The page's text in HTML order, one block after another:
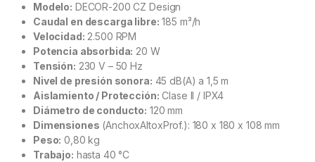
Modelo: DECOR-200 CZ Design
Caudal en descarga libre: 185 m³/h
Velocidad: 2.500 RPM
Potencia absorbida: 20 W
Tensión: 230 V – 50 Hz
Nivel de presión sonora: 45 dB(A) a 1,5 m
Aislamiento / Protección: Clase II / IPX4
Diámetro de conducto: 120 mm
Dimensiones (AnchoxAltoxProf.): 180 x 180 x 108 mm
Peso: 0,80 kg
Trabajo: hasta 40 °C